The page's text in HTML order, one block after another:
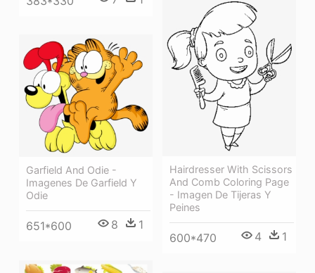
Hairdresser With Scissors
And Comb Coloring Page
- Imagen De Tijeras Y
Peines
600*470 4 1
Garfield And Odie -
Imagenes De Garfield Y
Odie
651*600 8 1